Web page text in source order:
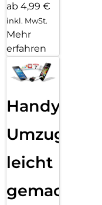
ab 4,99 €
inkl. MwSt.
Mehr
erfahren
Handy
Umzug
leicht
gemacht!